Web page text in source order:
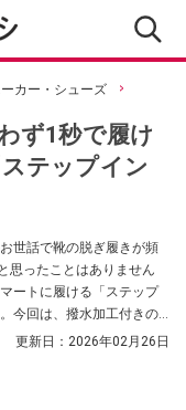
カー・シューズ
ず1秒で履け
テップイン
世話で靴の脱ぎ履きが頻
思ったことはありません
ートに履ける「ステップ
今回は、撥水加工付きの
ズなど、毎日の外出を劇
更新日： 2026年02月26日